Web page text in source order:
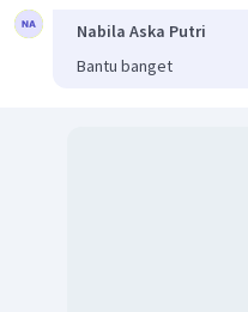
Nabila Aska Putri
Bantu banget